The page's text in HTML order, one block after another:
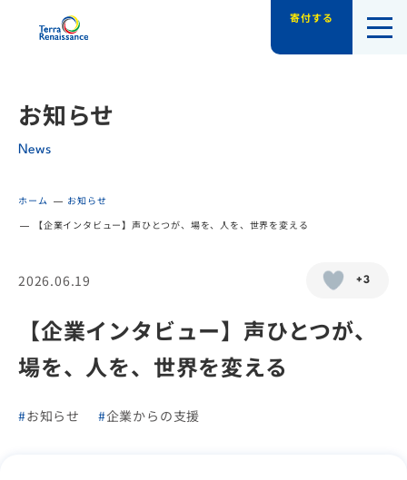
認定NPO法人テラ・ルネッサンス（平和
寄付する
お知らせ
News
ホーム
お知らせ
【企業インタビュー】声ひとつが、場を、人を、世界を変える
2026.06.19 +3
【企業インタビュー】声ひとつが、
場を、人を、世界を変える
お知らせ 企業からの支援